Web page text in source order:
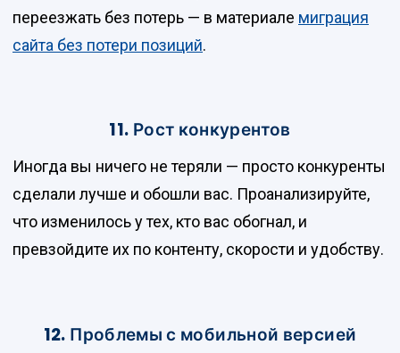
переезжать без потерь — в материале миграция
сайта без потери позиций.
11. Рост конкурентов
Иногда вы ничего не теряли — просто конкуренты
сделали лучше и обошли вас. Проанализируйте,
что изменилось у тех, кто вас обогнал, и
превзойдите их по контенту, скорости и удобству.
12. Проблемы с мобильной версией